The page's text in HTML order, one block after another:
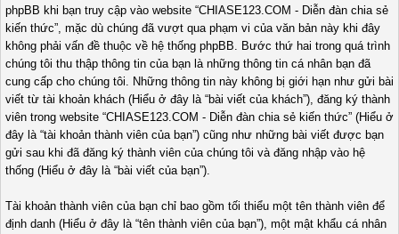
phpBB khi bạn truy cập vào website “CHIASE123.COM - Diễn đàn chia sẻ
kiến thức”, mặc dù chúng đã vượt qua phạm vi của văn bản này khi đây
không phải vấn đề thuộc về hệ thống phpBB. Bước thứ hai trong quá trình
chúng tôi thu thập thông tin của bạn là những thông tin cá nhân bạn đã
cung cấp cho chúng tôi. Những thông tin này không bị giới hạn như gửi bài
viết từ tài khoản khách (Hiểu ở đây là “bài viết của khách”), đăng ký thành
viên trong website “CHIASE123.COM - Diễn đàn chia sẻ kiến thức” (Hiểu ở
đây là “tài khoản thành viên của bạn”) cũng như những bài viết được bạn
gửi sau khi đã đăng ký thành viên của chúng tôi và đăng nhập vào hệ
thống (Hiểu ở đây là “bài viết của bạn”).
Tài khoản thành viên của bạn chỉ bao gồm tối thiểu một tên thành viên để
định danh (Hiểu ở đây là “tên thành viên của bạn”), một mật khẩu cá nhân